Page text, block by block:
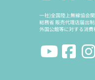
一社)全国陸上無線協会
総務省 販売代理店届出
外国公館等に対する消